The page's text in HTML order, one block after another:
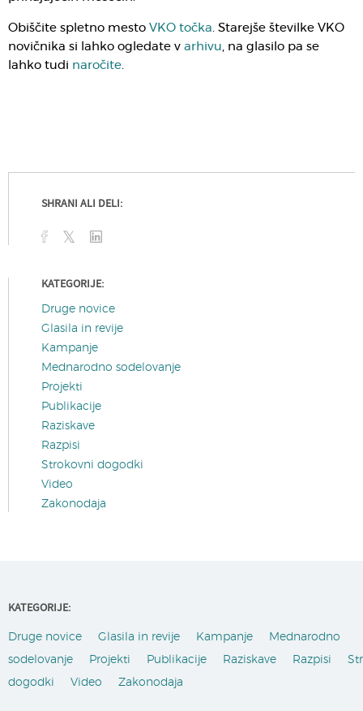
Obiščite spletno mesto VKO točka. Starejše številke VKO
novičnika si lahko ogledate v arhivu, na glasilo pa se
lahko tudi naročite.
SHRANI ALI DELI:
KATEGORIJE:
Druge novice
Glasila in revije
Kampanje
Mednarodno sodelovanje
Projekti
Publikacije
Raziskave
Razpisi
Strokovni dogodki
Video
Zakonodaja
KATEGORIJE:
Druge novice Glasila in revije Kampanje
Mednarodno
sodelovanje
Projekti Publikacije Raziskave Razpisi
dogodki
Video Zakonodaja